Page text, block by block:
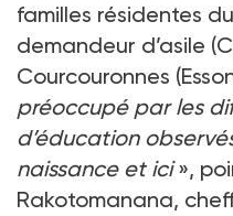
familles résidentes
demandeur d’asile
Courcouronnes
préoccupé par les
d’éducation
naissance et ici»,
Rakotomanana,